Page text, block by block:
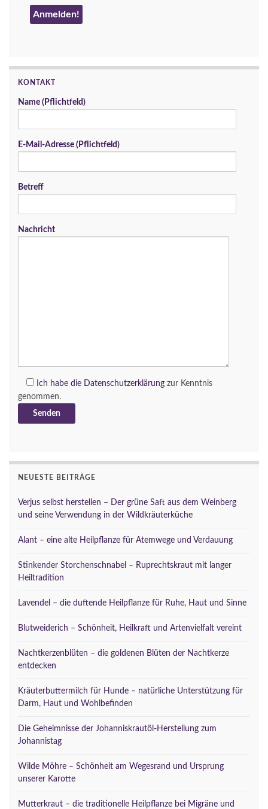
KONTAKT
Name (Pflichtfeld)
E-Mail-Adresse (Pflichtfeld)
Betreff
Nachricht
Ich habe die Datenschutzerklärung zur Kenntnis
genommen.
NEUESTE BEITRÄGE
Verjus selbst herstellen – Der grüne Saft aus dem Weinberg
und seine Verwendung in der Wildkräuterküche
Alant – eine alte Heilpflanze für Atemwege und Verdauung
Stinkender Storchenschnabel – Ruprechtskraut mit langer
Heiltradition
Lavendel – die duftende Heilpflanze für Ruhe, Haut und Sinne
Blutweiderich – Schönheit, Heilkraft und Artenvielfalt vereint
Nachtkerzenblüten – die goldenen Blüten der Nachtkerze
entdecken
Kräuterbuttermilch für Hunde – natürliche Unterstützung für
Darm, Haut und Wohlbefinden
Die Geheimnisse der Johanniskrautöl-Herstellung zum
Johannistag
Wilde Möhre – Schönheit am Wegesrand und Ursprung
unserer Karotte
Mutterkraut – die traditionelle Heilpflanze bei Migräne und